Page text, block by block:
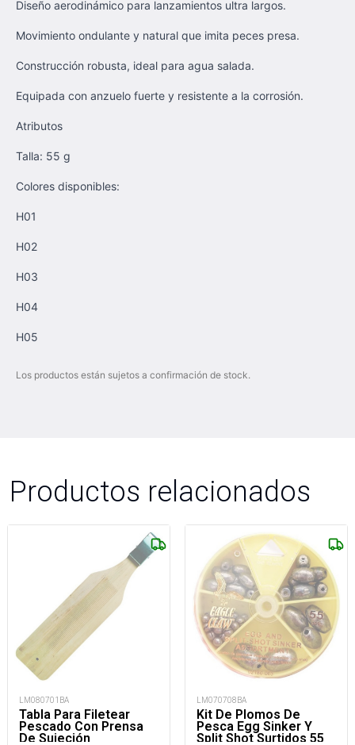
Diseño aerodinámico para lanzamientos ultra largos.
Movimiento ondulante y natural que imita peces presa.
Construcción robusta, ideal para agua salada.
Equipada con anzuelo fuerte y resistente a la corrosión.
Atributos
Talla: 55 g
Colores disponibles:
H01
H02
H03
H04
H05
Los productos están sujetos a confirmación de stock.
Productos relacionados
LM080701BA
Tabla Para Filetear
Pescado Con Prensa
De Sujeción
LM070708BA
Kit De Plomos De
Pesca Egg Sinker Y
Split Shot Surtidos 55